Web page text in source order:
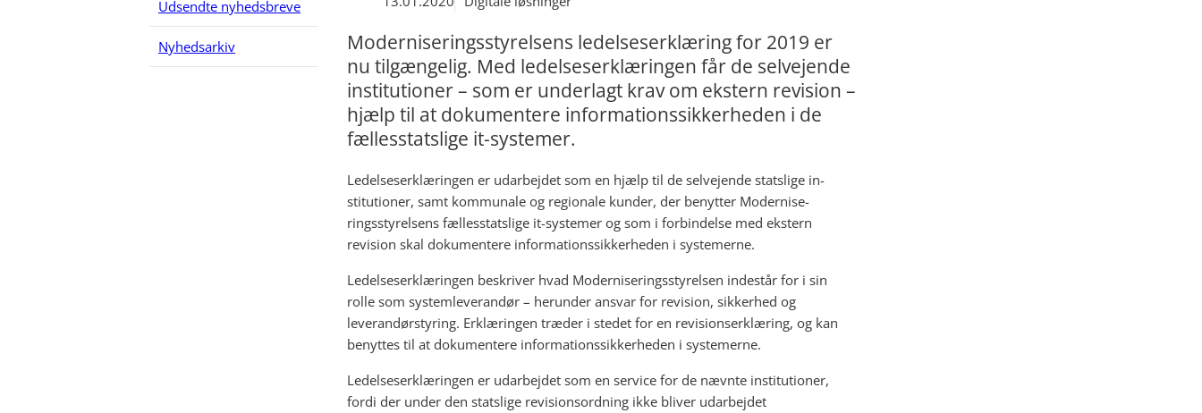
Udsendte nyhedsbreve
Nyhedsarkiv
Moderniseringsstyrelsens ledelseserklæring for 2019 er
nu tilgængelig. Med ledelseserklæringen får de selvejende
institutioner – som er underlagt krav om ekstern revision –
hjælp til at dokumentere informationssikkerheden i de
fællesstatslige it-systemer.
Ledelseserklæringen er udarbejdet som en hjælp til de selvejende statslige in-
stitutioner, samt kommunale og regionale kunder, der benytter Modernise-
ringsstyrelsens fællesstatslige it-systemer og som i forbindelse med ekstern
revision skal dokumentere informationssikkerheden i systemerne.
Ledelseserklæringen beskriver hvad Moderniseringsstyrelsen indestår for i sin
rolle som systemleverandør – herunder ansvar for revision, sikkerhed og
leverandørstyring. Erklæringen træder i stedet for en revisionserklæring, og kan
benyttes til at dokumentere informationssikkerheden i systemerne.
Ledelseserklæringen er udarbejdet som en service for de nævnte institutioner,
fordi der under den statslige revisionsordning ikke bliver udarbejdet